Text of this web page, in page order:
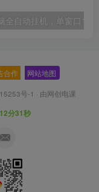
合作 网站地图
号-1 · 由网创电课
分32秒